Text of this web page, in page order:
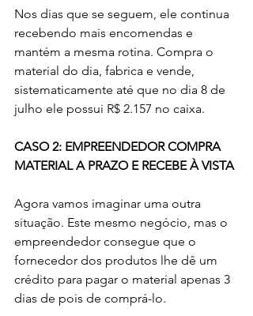
Nos dias que se seguem, ele continua
recebendo mais encomendas e
mantém a mesma rotina. Compra o
material do dia, fabrica e vende,
sistematicamente até que no dia 8 de
julho ele possui R$ 2.157 no caixa.
CASO 2: EMPREENDEDOR COMPRA
MATERIAL A PRAZO E RECEBE À VISTA
Agora vamos imaginar uma outra
situação. Este mesmo negócio, mas o
empreendedor consegue que o
fornecedor dos produtos lhe dê um
crédito para pagar o material apenas 3
dias de pois de comprá-lo.